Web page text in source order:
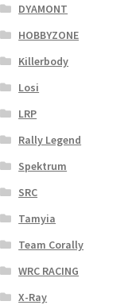
DYAMONT
HOBBYZONE
Killerbody
Losi
LRP
Rally Legend
Spektrum
SRC
Tamyia
Team Corally
WRC RACING
X-Ray